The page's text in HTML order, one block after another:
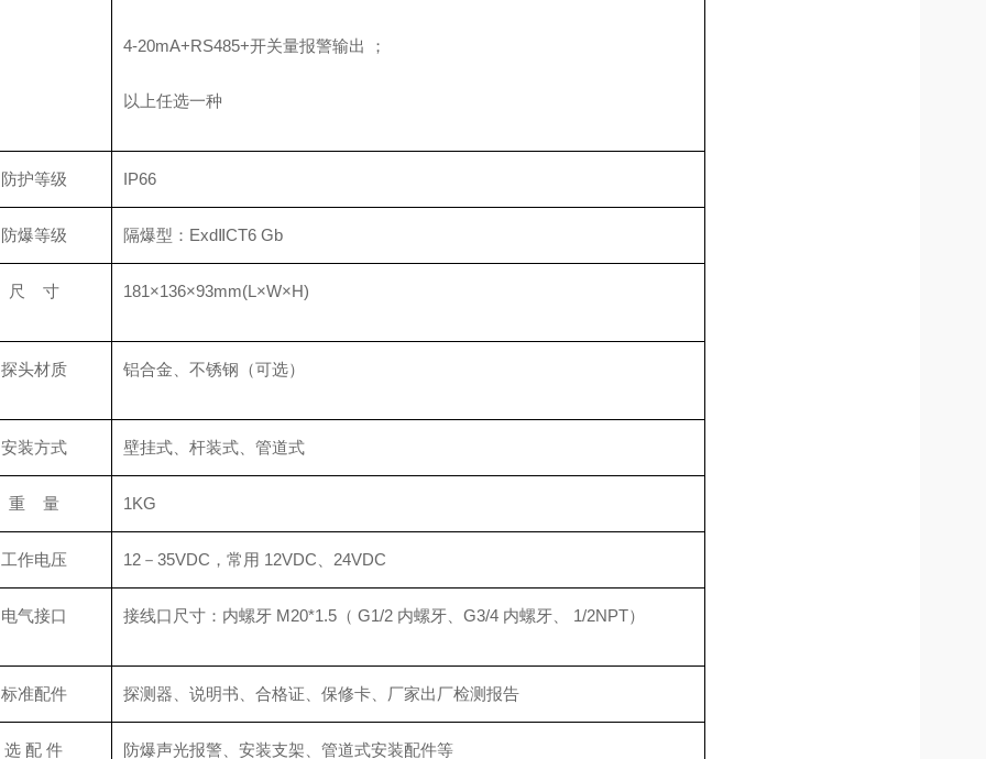
4-20mA+RS485+开关量报警输出 ；
以上任选一种
防护等级 IP66
防爆等级 隔爆型：ExdⅡCT6 Gb
尺 寸 181×136×93mm(L×W×H)
探头材质 铝合金、不锈钢（可选）
安装方式 壁挂式、杆装式、管道式
重 量 1KG
工作电压 12－35VDC，常用 12VDC、24VDC
电气接口 接线口尺寸：内螺牙 M20*1.5（ G1/2 内螺牙、G3/4 内螺牙、 1/2NPT）
标准配件 探测器、说明书、合格证、保修卡、厂家出厂检测报告
选 配 件 防爆声光报警、安装支架、管道式安装配件等